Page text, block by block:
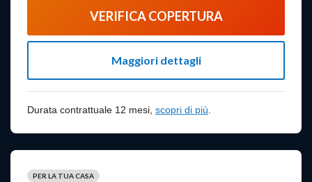
VERIFICA COPERTURA
Maggiori dettagli
Durata contrattuale 12 mesi, scopri di più
PER LA TUA CASA